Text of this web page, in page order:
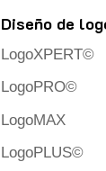
Diseño de
LogoXPERT©
LogoPRO©
LogoMAX
LogoPLUS©